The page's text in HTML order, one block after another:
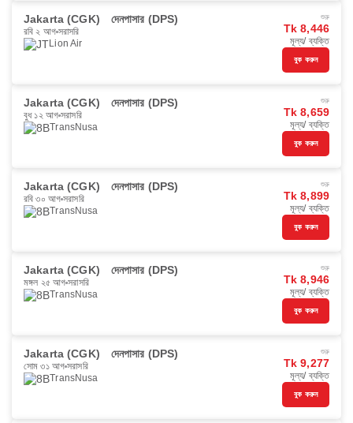
Jakarta (CGK) দেনপাসার (DPS)
রবি ২ আগ সরাসরি
Lion Air
শুরু
Tk 8,446
মূল্য/ ব্যক্তি
বুক করুন
Jakarta (CGK) দেনপাসার (DPS)
বুধ ১২ আগ সরাসরি
TransNusa
শুরু
Tk 8,659
মূল্য/ ব্যক্তি
বুক করুন
Jakarta (CGK) দেনপাসার (DPS)
রবি ৩০ আগ সরাসরি
TransNusa
শুরু
Tk 8,899
মূল্য/ ব্যক্তি
বুক করুন
Jakarta (CGK) দেনপাসার (DPS)
মঙ্গল ২৫ আগ সরাসরি
TransNusa
শুরু
Tk 8,946
মূল্য/ ব্যক্তি
বুক করুন
Jakarta (CGK) দেনপাসার (DPS)
সোম ৩১ আগ সরাসরি
TransNusa
শুরু
Tk 9,277
মূল্য/ ব্যক্তি
বুক করুন